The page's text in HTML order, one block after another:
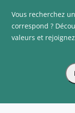
Vous recherchez
correspond ?
valeurs et